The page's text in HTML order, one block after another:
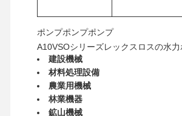
ポンプポンプポンプ
A10VSOシリーズレックスロスの水
建設機械
材料処理設備
農業用機械
林業機器
鉱山機械